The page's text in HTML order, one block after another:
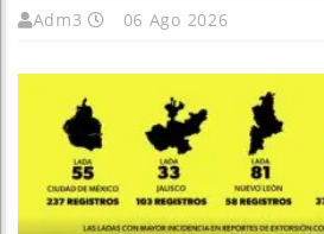
Adm3 06 Ago 2026